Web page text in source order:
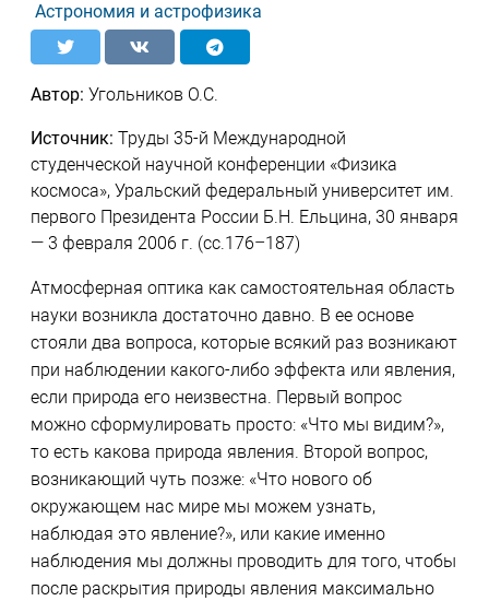
Астрономия и астрофизика
Автор: Угольников О.С.
Источник: Труды 35-й Международной
студенческой научной конференции «Физика
космоса», Уральский федеральный университет им.
первого Президента России Б.Н. Ельцина, 30 января
— 3 февраля 2006 г. (сс.176–187)
Атмосферная оптика как самостоятельная область
науки возникла достаточно давно. В ее основе
стояли два вопроса, которые всякий раз возникают
при наблюдении какого-либо эффекта или явления,
если природа его неизвестна. Первый вопрос
можно сформулировать просто: «Что мы видим?»,
то есть какова природа явления. Второй вопрос,
возникающий чуть позже: «Что нового об
окружающем нас мире мы можем узнать,
наблюдая это явление?», или какие именно
наблюдения мы должны проводить для того, чтобы
после раскрытия природы явления максимально